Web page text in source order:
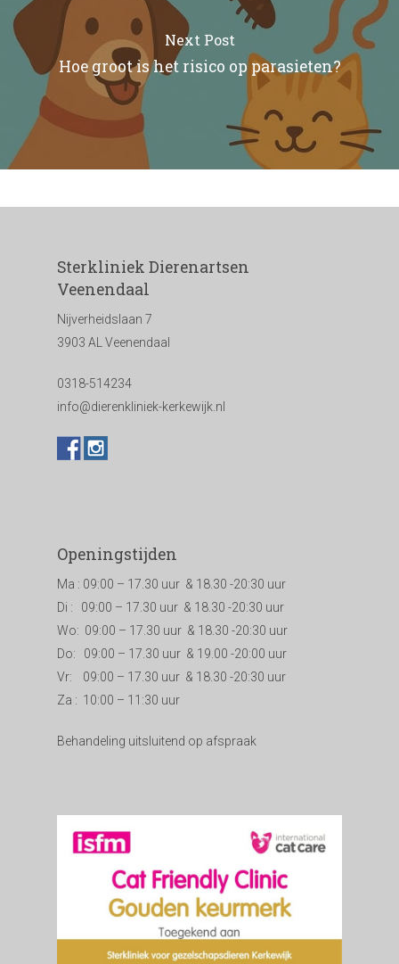
Next Post
Hoe groot is het risico op parasieten?
Sterkliniek Dierenartsen
Veenendaal
Nijverheidslaan 7
3903 AL Veenendaal
0318-514234
info@dierenkliniek-kerkewijk.nl
Openingstijden
Ma : 09:00 – 17.30 uur & 18.30 -20:30 uur
Di : 09:00 – 17.30 uur & 18.30 -20:30 uur
Wo: 09:00 – 17.30 uur & 18.30 -20:30 uur
Do: 09:00 – 17.30 uur & 19.00 -20:00 uur
Vr: 09:00 – 17.30 uur & 18.30 -20:30 uur
Za : 10:00 – 11:30 uur
Behandeling uitsluitend op afspraak